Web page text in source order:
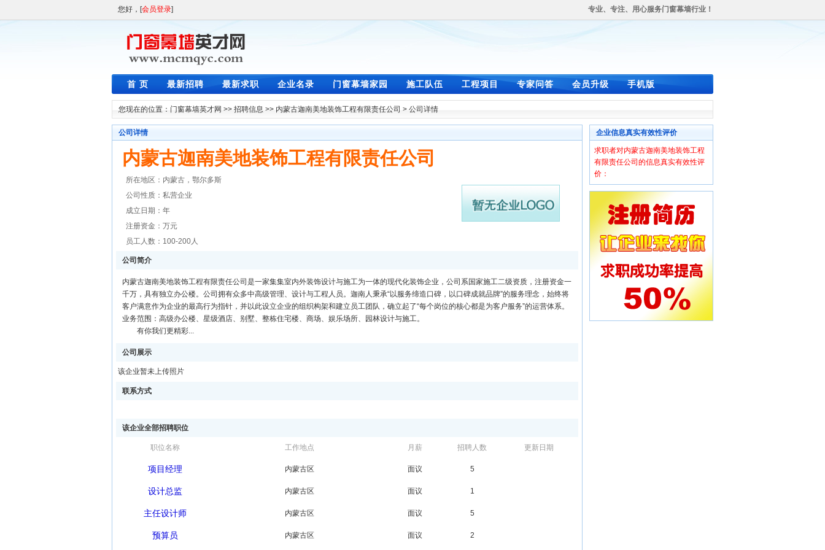
您好，[会员登录] 专业、专注、用心服务门窗幕墙行业！
首 页 最新招聘 最新求职 企业名录 门窗幕墙家园 施工队伍 工程项目 专家问答 会员升级 手机版
您现在的位置： 门窗幕墙英才网 >> 招聘信息 >> 内蒙古迦南美地装饰工程有限责任公司 > 公司详情
公司详情
内蒙古迦南美地装饰工程有限责任公司
所在地区：内蒙古，鄂尔多斯
公司性质：私营企业
成立日期：年
注册资金：万元
员工人数：100-200人
公司简介
内蒙古迦南美地装饰工程有限责任公司是一家集集室内外装饰设计与施工为一体的现代化装饰企业，公司系国家施工二级资质，注册资金一
千万，具有独立办公楼。公司拥有众多中高级管理、设计与工程人员。迦南人秉承“以服务缔造口碑，以口碑成就品牌”的服务理念，始终将
客户满意作为企业的最高行为指针，并以此设立企业的组织构架和建立员工团队，确立起了“每个岗位的核心都是为客户服务”的运营体系。
业务范围：高级办公楼、星级酒店、别墅、整栋住宅楼、商场、娱乐场所、园林设计与施工。
有你我们更精彩...
公司展示
该企业暂未上传照片
联系方式
该企业全部招聘职位
职位名称 工作地点 月薪 招聘人数 更新日期
项目经理 内蒙古区 面议 5
设计总监 内蒙古区 面议 1
主任设计师 内蒙古区 面议 5
预算员 内蒙古区 面议 2
企业信息真实有效性评价
求职者对内蒙古迦南美地装饰工程
有限责任公司的信息真实有效性评
价：